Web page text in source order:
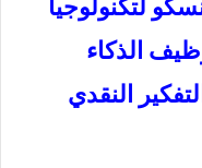
لتكنولوجيا
توظيف الذكاء
النقدي